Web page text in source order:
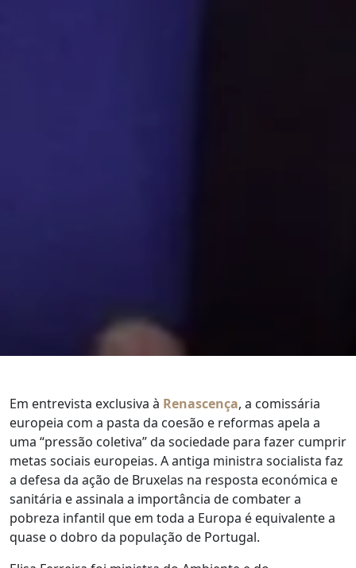
Em entrevista exclusiva à Renascença, a comissária
europeia com a pasta da coesão e reformas apela a
uma “pressão coletiva” da sociedade para fazer cumprir
metas sociais europeias. A antiga ministra socialista faz
a defesa da ação de Bruxelas na resposta económica e
sanitária e assinala a importância de combater a
pobreza infantil que em toda a Europa é equivalente a
quase o dobro da população de Portugal.